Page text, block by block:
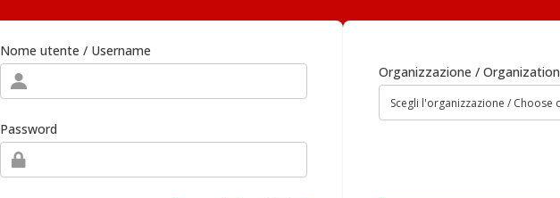
Nome utente / Username
Password
Organizzazione / Organization